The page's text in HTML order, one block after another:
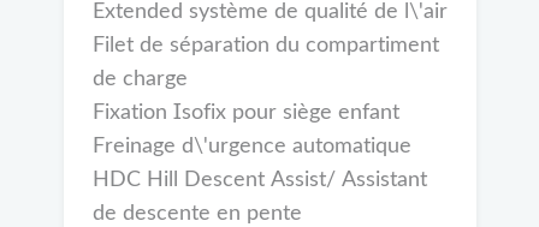
Extended système de qualité de l\'air
Filet de séparation du compartiment
de charge
Fixation Isofix pour siège enfant
Freinage d\'urgence automatique
HDC Hill Descent Assist/ Assistant
de descente en pente